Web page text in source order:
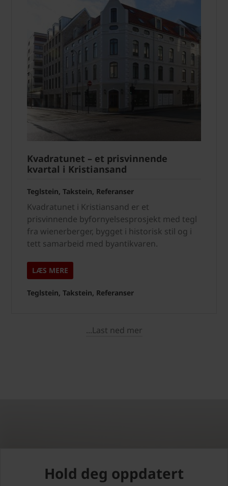
Kvadratunet – et prisvinnende
kvartal i Kristiansand
Teglstein, Takstein, Referanser
Kvadratunet i Kristiansand er et
prisvinnende byfornyelsesprosjekt med tegl
fra wienerberger, bygget i historisk stil og i
tett samarbeid med byantikvaren.
LÆS MERE
Teglstein, Takstein, Referanser
...Last ned mer
Hold deg oppdatert